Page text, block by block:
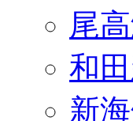
尾
和
新